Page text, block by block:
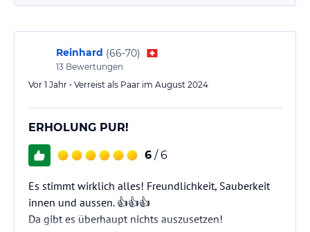
Reinhard (66-70)
13 Bewertungen
Vor 1 Jahr • Verreist als Paar im August 2024
ERHOLUNG PUR!
6 / 6
Es stimmt wirklich alles! Freundlichkeit, Sauberkeit
innen und aussen. 👍👍👍
Da gibt es überhaupt nichts auszusetzen!